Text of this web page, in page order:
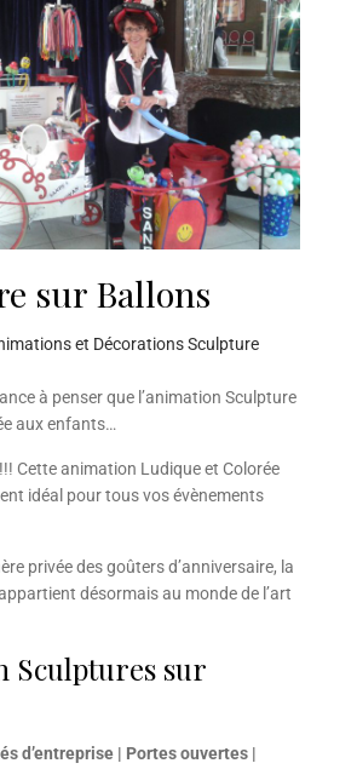
sur Ballons
et Décorations Sculpture
à penser que l’animation Sculpture
aux enfants…
Cette animation Ludique et Colorée
idéal pour tous vos évènements
privée des goûters d’anniversaire, la
désormais au monde de l’art
Sculptures sur
d’entreprise | Portes ouvertes |